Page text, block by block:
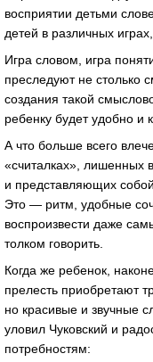
восприятии детьми
детей в различных
Игра словом, игра
преследуют не столько
создания такой
ребенку будет удобно и
А что больше всего
«считалках», лишенных
и представляющих
Это — ритм, удобные
воспроизвести даже
толком говорить.
Когда же ребенок,
прелесть приобретают
но красивые и звучные
уловил Чуковский и
потребностям: